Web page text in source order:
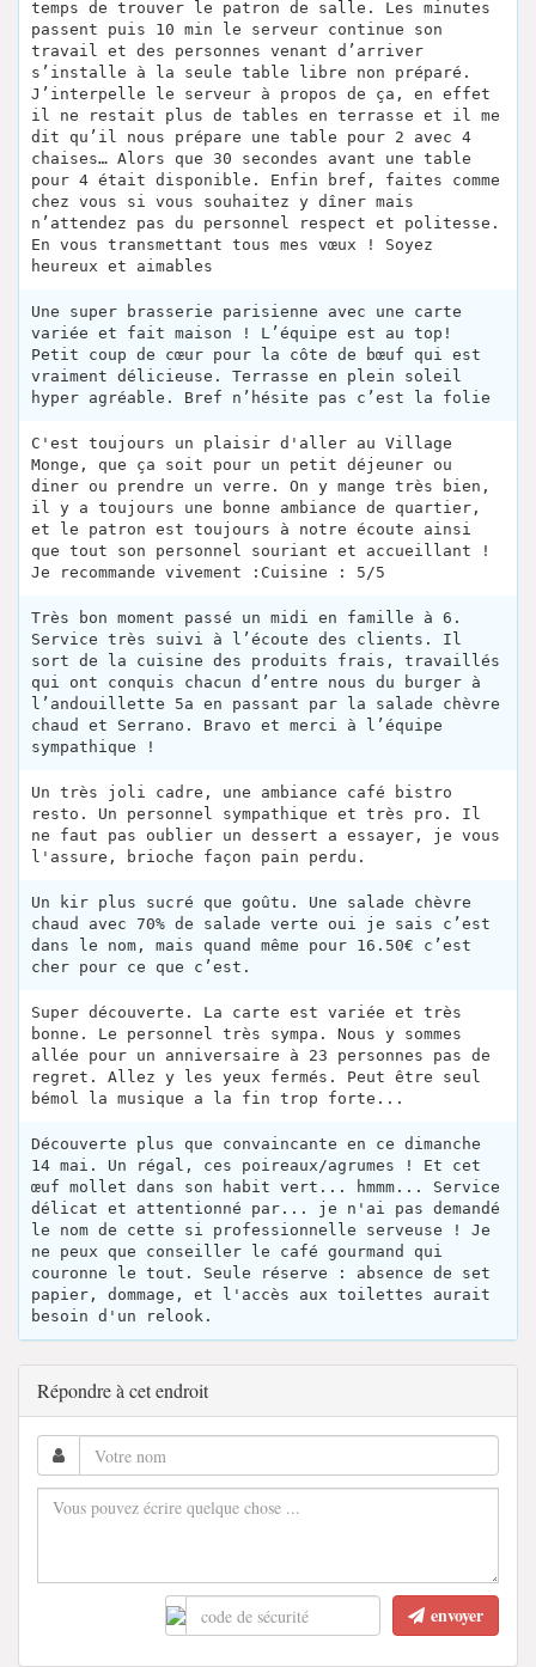
temps de trouver le patron de salle. Les minutes
passent puis 10 min le serveur continue son
travail et des personnes venant d’arriver
s’installe à la seule table libre non préparé.
J’interpelle le serveur à propos de ça, en effet
il ne restait plus de tables en terrasse et il me
dit qu’il nous prépare une table pour 2 avec 4
chaises… Alors que 30 secondes avant une table
pour 4 était disponible. Enfin bref, faites comme
chez vous si vous souhaitez y dîner mais
n’attendez pas du personnel respect et politesse.
En vous transmettant tous mes vœux ! Soyez
heureux et aimables
Une super brasserie parisienne avec une carte
variée et fait maison ! L’équipe est au top!
Petit coup de cœur pour la côte de bœuf qui est
vraiment délicieuse. Terrasse en plein soleil
hyper agréable. Bref n’hésite pas c’est la folie
C'est toujours un plaisir d'aller au Village
Monge, que ça soit pour un petit déjeuner ou
diner ou prendre un verre. On y mange très bien,
il y a toujours une bonne ambiance de quartier,
et le patron est toujours à notre écoute ainsi
que tout son personnel souriant et accueillant !
Je recommande vivement :Cuisine : 5/5
Très bon moment passé un midi en famille à 6.
Service très suivi à l’écoute des clients. Il
sort de la cuisine des produits frais, travaillés
qui ont conquis chacun d’entre nous du burger à
l’andouillette 5a en passant par la salade chèvre
chaud et Serrano. Bravo et merci à l’équipe
sympathique !
Un très joli cadre, une ambiance café bistro
resto. Un personnel sympathique et très pro. Il
ne faut pas oublier un dessert a essayer, je vous
l'assure, brioche façon pain perdu.
Un kir plus sucré que goûtu. Une salade chèvre
chaud avec 70% de salade verte oui je sais c’est
dans le nom, mais quand même pour 16.50€ c’est
cher pour ce que c’est.
Super découverte. La carte est variée et très
bonne. Le personnel très sympa. Nous y sommes
allée pour un anniversaire à 23 personnes pas de
regret. Allez y les yeux fermés. Peut être seul
bémol la musique a la fin trop forte...
Découverte plus que convaincante en ce dimanche
14 mai. Un régal, ces poireaux/agrumes ! Et cet
œuf mollet dans son habit vert... hmmm... Service
délicat et attentionné par... je n'ai pas demandé
le nom de cette si professionnelle serveuse ! Je
ne peux que conseiller le café gourmand qui
couronne le tout. Seule réserve : absence de set
papier, dommage, et l'accès aux toilettes aurait
besoin d'un relook.
Répondre à cet endroit
envoyer